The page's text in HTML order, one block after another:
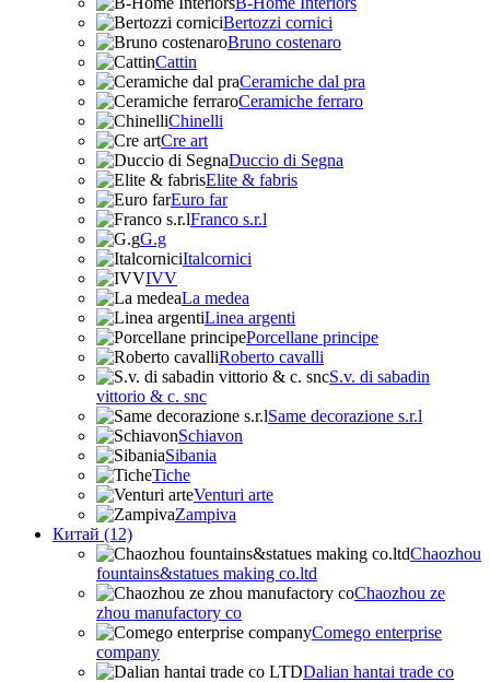
Bertozzi cornici
Bruno costenaro
Cattin
Ceramiche dal pra
Ceramiche ferraro
Chinelli
Cre art
Duccio di Segna
Elite & fabris
Euro far
Franco s.r.l
G.g
Italcornici
IVV
La medea
Linea argenti
Porcellane principe
Roberto cavalli
S.v. di sabadin
vittorio & c. snc
Same decorazione s.r.l
Schiavon
Sibania
Tiche
Venturi arte
Zampiva
Китай (12)
Chaozhou
fountains&statues making co.ltd
Chaozhou ze
zhou manufactory co
Comego enterprise
company
Dalian hantai trade co